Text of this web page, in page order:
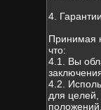
4.
Принимая
что:
4.1. Вы
4.2.
для